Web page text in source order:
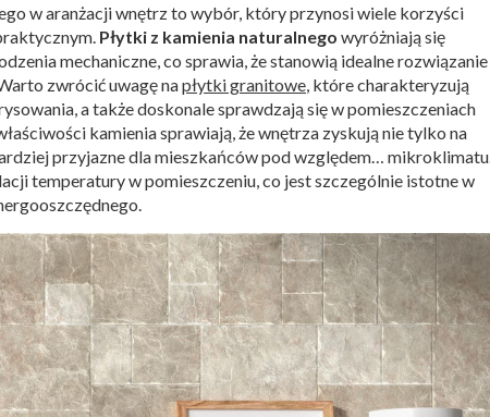
w aranżacji wnętrz to wybór, który przynosi wiele korzyści
Płytki z kamienia naturalnego wyróżniają się
mechaniczne, co sprawia, że stanowią idealne rozwiązanie
zwrócić uwagę napłytki granitowe , które charakteryzują
a także doskonale sprawdzają się w pomieszczeniach
kamienia sprawiają, że wnętrza zyskują nie tylko na
przyjazne dla mieszkańców pod względem… mikroklimatu.
temperatury w pomieszczeniu, co jest szczególnie istotne w